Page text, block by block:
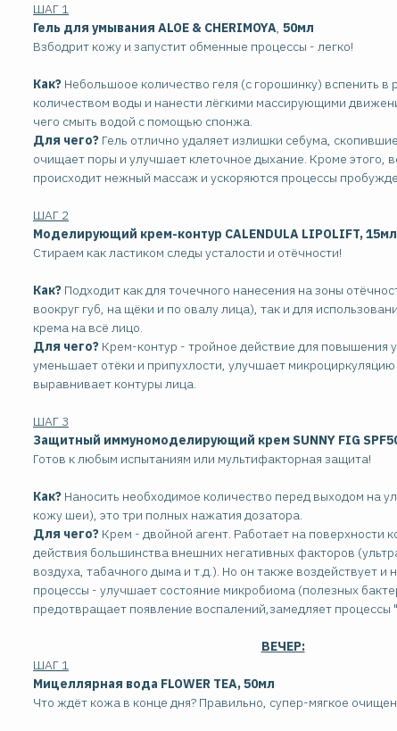
ШАГ 1
Гель для умывания ALOE & CHERIMOYA, 50мл
Взбодрит кожу и запустит обменные процессы - легко!
Как? Небольшоое количество геля (с горошинку) вспенить в
количеством воды и нанести лёгкими массирующими
чего смыть водой с помощью спонжа.
Для чего? Гель отлично удаляет излишки себума,
очищает поры и улучшает клеточное дыхание. Кроме этого,
происходит нежный массаж и ускоряются процессы
ШАГ 2
Моделирующий крем-контур CALENDULA LIPOLIFT, 15мл
Стираем как ластиком следы усталости и отёчности!
Как? Подходит как для точечного нанесения на зоны
воокруг губ, на щёки и по овалу лица), так и для
крема на всё лицо.
Для чего? Крем-контур - тройное действие для повышения
уменьшает отёки и припухлости, улучшает микроциркуляцию
выравнивает контуры лица.
ШАГ 3
Защитный иммуномоделирующий крем SUNNY FIG
Готов к любым испытаниям или мультифакторная защита!
Как? Наносить необходимое количество перед выходом на
кожу шеи), это три полных нажатия дозатора.
Для чего? Крем - двойной агент. Работает на поверхности
действия большинства внешних негативных факторов
воздуха, табачного дыма и т.д.). Но он также воздействует и
процессы - улучшает состояние микробиома (полезных
предотвращает появление воспалений,замедляет процессы
ВЕЧЕР:
ШАГ 1
Мицеллярная вода FLOWER TEA, 50мл
Что ждёт кожа в конце дня? Правильно, супер-мягкое